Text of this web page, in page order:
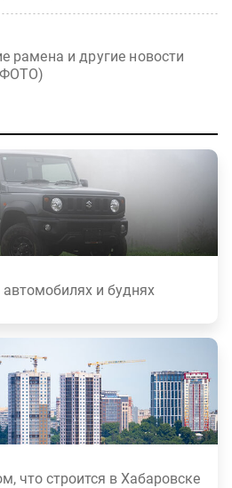
рамена и другие новости
и буднях
что строится в Хабаровске